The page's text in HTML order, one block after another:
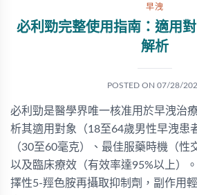
早洩
必利勁完整使用指南：適用
解析
POSTED ON 07/28/
必利勁是醫學界唯一核准用於早洩治
析其適用對象（18至64歲男性早洩患
（30至60毫克）、最佳服藥時機（性
以及臨床療效（有效率達95%以上）
擇性5-羥色胺再攝取抑制劑，副作用